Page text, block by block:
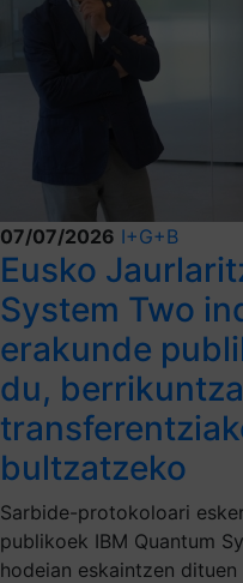
07/07/2026 I+G+B
Eusko
System Two
erakunde
du,
bultzatzeko
Sarbide-protokoloari
publikoek IBM Quantum
hodeian eskaintzen